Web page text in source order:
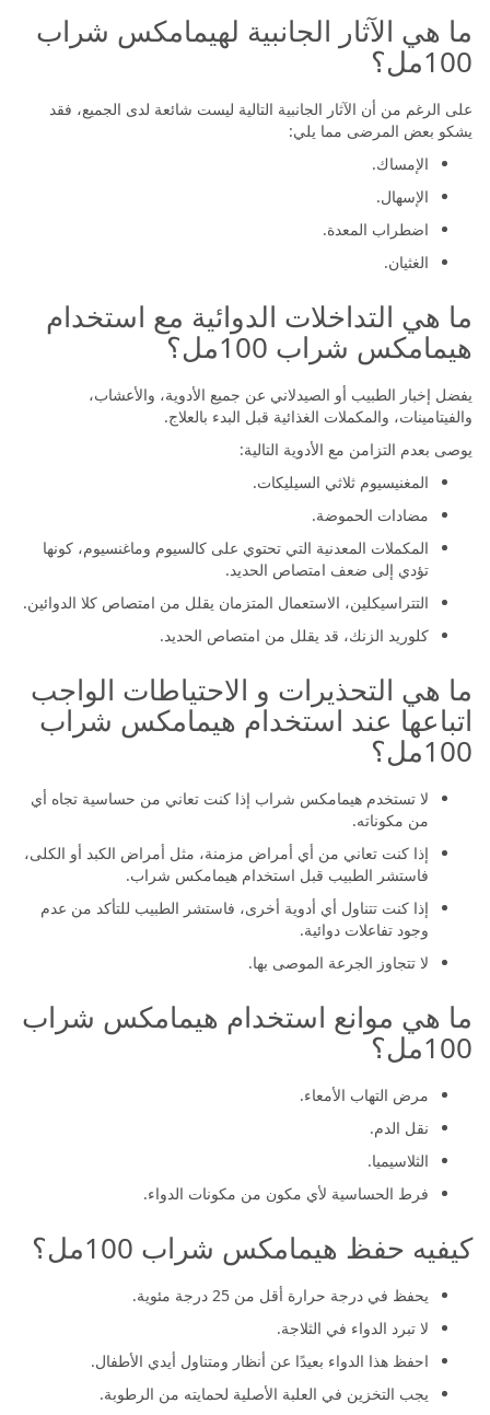
ما هي الآثار الجانبية لهيمامكس شراب
100مل؟
على الرغم من أن الآثار الجانبية التالية ليست شائعة لدى الجميع، فقد
يشكو بعض المرضى مما يلي:
الإمساك.
الإسهال.
اضطراب المعدة.
الغثيان.
ما هي التداخلات الدوائية مع استخدام
هيمامكس شراب 100مل؟
يفضل إخبار الطبيب أو الصيدلاني عن جميع الأدوية، والأعشاب،
والفيتامينات، والمكملات الغذائية قبل البدء بالعلاج.
يوصى بعدم التزامن مع الأدوية التالية:
المغنيسيوم ثلاثي السيليكات.
مضادات الحموضة.
المكملات المعدنية التي تحتوي على كالسيوم وماغنسيوم، كونها
تؤدي إلى ضعف امتصاص الحديد.
التتراسيكلين، الاستعمال المتزمان يقلل من امتصاص كلا الدوائين.
كلوريد الزنك، قد يقلل من امتصاص الحديد.
ما هي التحذيرات و الاحتياطات الواجب
اتباعها عند استخدام هيمامكس شراب
100مل؟
لا تستخدم هيمامكس شراب إذا كنت تعاني من حساسية تجاه أي
من مكوناته.
إذا كنت تعاني من أي أمراض مزمنة، مثل أمراض الكبد أو الكلى،
فاستشر الطبيب قبل استخدام هيمامكس شراب.
إذا كنت تتناول أي أدوية أخرى، فاستشر الطبيب للتأكد من عدم
وجود تفاعلات دوائية.
لا تتجاوز الجرعة الموصى بها.
ما هي موانع استخدام هيمامكس شراب
100مل؟
مرض التهاب الأمعاء.
نقل الدم.
الثلاسيميا.
فرط الحساسية لأي مكون من مكونات الدواء.
كيفيه حفظ هيمامكس شراب 100مل؟
يحفظ في درجة حرارة أقل من 25 درجة مئوية.
لا تبرد الدواء في الثلاجة.
احفظ هذا الدواء بعيدًا عن أنظار ومتناول أيدي الأطفال.
يجب التخزين في العلبة الأصلية لحمايته من الرطوبة.